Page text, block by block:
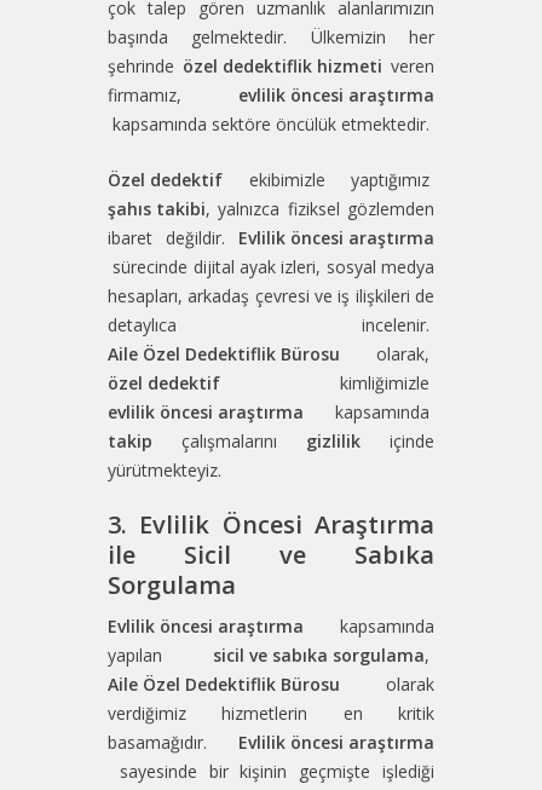
çok talep gören uzmanlık alanlarımızın
başında gelmektedir. Ülkemizin her
şehrinde özel dedektiflik hizmeti veren
firmamız, evlilik öncesi araştırma
kapsamında sektöre öncülük etmektedir.
Özel dedektif ekibimizle yaptığımız
şahıs takibi, yalnızca fiziksel gözlemden
ibaret değildir. Evlilik öncesi araştırma
sürecinde dijital ayak izleri, sosyal medya
hesapları, arkadaş çevresi ve iş ilişkileri de
detaylıca incelenir.
Aile Özel Dedektiflik Bürosu olarak,
özel dedektif kimliğimizle
evlilik öncesi araştırma kapsamında
takip çalışmalarını gizlilik içinde
yürütmekteyiz.
3. Evlilik Öncesi Araştırma
ile Sicil ve Sabıka
Sorgulama
Evlilik öncesi araştırma kapsamında
yapılan sicil ve sabıka sorgulama,
Aile Özel Dedektiflik Bürosu olarak
verdiğimiz hizmetlerin en kritik
basamağıdır. Evlilik öncesi araştırma
sayesinde bir kişinin geçmişte işlediği